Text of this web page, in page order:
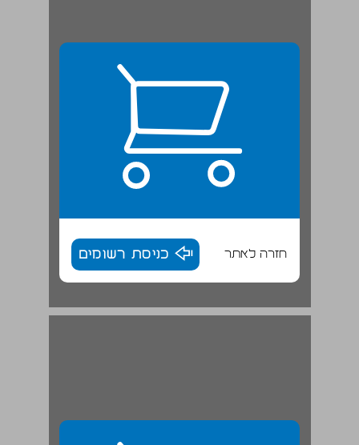
חזרה לאתר כניסת רשומים
העורך ... 16